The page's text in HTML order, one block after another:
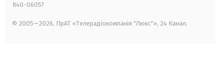
R40-06057
© 2005—2026, ПрАТ «Телерадіокомпанія "Люкс"», 24 Канал.